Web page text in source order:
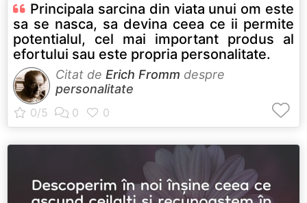
Principala sarcina din viata unui om este
sa se nasca, sa devina ceea ce ii permite
potentialul, cel mai important produs al
efortului sau este propria personalitate.
Citat de Erich Fromm despre
personalitate